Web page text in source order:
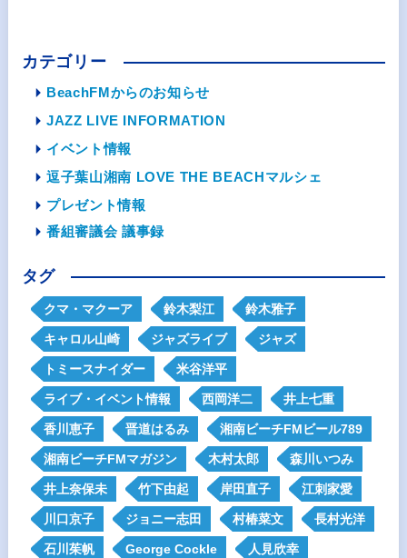
カテゴリー
BeachFMからのお知らせ
JAZZ LIVE INFORMATION
イベント情報
逗子葉山湘南 LOVE THE BEACHマルシェ
プレゼント情報
番組審議会 議事録
タグ
クマ・マクーア 鈴木梨江 鈴木雅子
キャロル山崎 ジャズライブ ジャズ
トミースナイダー 米谷洋平
ライブ・イベント情報 西岡洋二 井上七重
香川恵子 晋道はるみ 湘南ビーチFMビール789
湘南ビーチFMマガジン 木村太郎 森川いつみ
井上奈保未 竹下由起 岸田直子 江刺家愛
川口京子 ジョニー志田 村椿菜文 長村光洋
石川茱帆 George Cockle 人見欣幸